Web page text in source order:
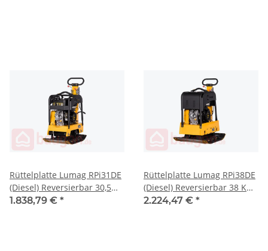
Rüttelplatte Lumag RPi31DE
(Diesel) Reversierbar 30,5
1.838,79 € *
Rüttelplatte Lumag RPi38DE
(Diesel) Reversierbar 38 KN
mit E-Start ( RPi38DE )
2.224,47 € *